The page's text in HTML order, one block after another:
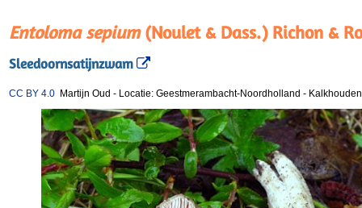
Entoloma sepium(Noulet & Dass.) Richon &
Sleedoornsatijnzwam
CC BY 4.0 Martijn Oud - Locatie: Geestmerambacht-Noordholland -